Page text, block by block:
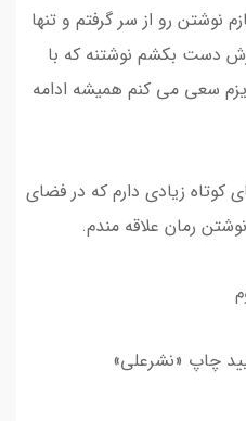
نوشتن رو از سر گرفتم و تنها
دست بکشم نوشتنه که با
سعی می کنم همیشه ادامه
کوتاه زیادی دارم که در فضای
رمان علاقه مندم.
چاپ «نشرعلی»